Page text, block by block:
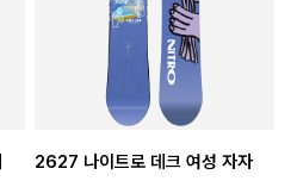
2627 나이트로 데크 여성 자자